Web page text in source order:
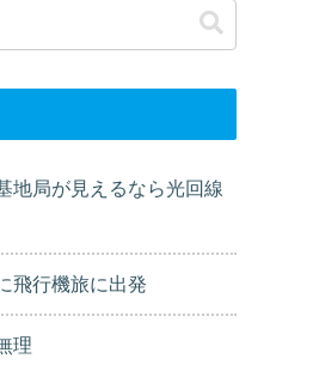
地局が見えるなら光回線
飛行機旅に出発
理